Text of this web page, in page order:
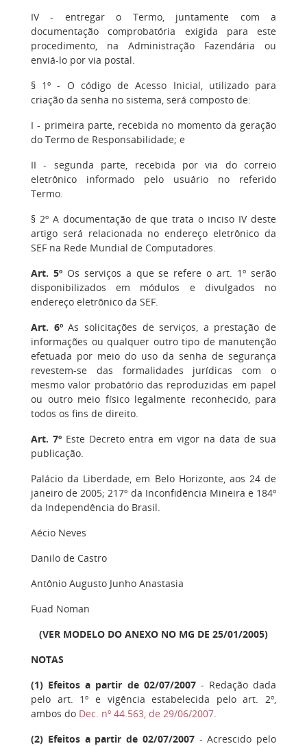
IV - entregar o Termo, juntamente com a
documentação comprobatória exigida para este
procedimento, na Administração Fazendária ou
enviá-lo por via postal.
§ 1º - O código de Acesso Inicial, utilizado para
criação da senha no sistema, será composto de:
I - primeira parte, recebida no momento da geração
do Termo de Responsabilidade; e
II - segunda parte, recebida por via do correio
eletrônico informado pelo usuário no referido
Termo.
§ 2º A documentação de que trata o inciso IV deste
artigo será relacionada no endereço eletrônico da
SEF na Rede Mundial de Computadores.
Art. 5ºOs serviços a que se refere o art. 1º serão
disponibilizados em módulos e divulgados no
endereço eletrônico da SEF.
Art. 6ºAs solicitações de serviços, a prestação de
informações ou qualquer outro tipo de manutenção
efetuada por meio do uso da senha de segurança
revestem-se das formalidades jurídicas com o
mesmo valor probatório das reproduzidas em papel
ou outro meio físico legalmente reconhecido, para
todos os fins de direito.
Art. 7º Este Decreto entra em vigor na data de sua
publicação.
Palácio da Liberdade, em Belo Horizonte, aos 24 de
janeiro de 2005; 217º da Inconfidência Mineira e 184º
da Independência do Brasil.
Aécio Neves
Danilo de Castro
Antônio Augusto Junho Anastasia
Fuad Noman
(VER MODELO DO ANEXO NO MG DE 25/01/2005)
NOTAS
(1) Efeitos a partir de 02/07/2007- Redação dada
pelo art. 1º e vigência estabelecida pelo art. 2º,
ambos do Dec. nº 44.563, de 29/06/2007.
(2) Efeitos a partir de 02/07/2007- Acrescido pelo